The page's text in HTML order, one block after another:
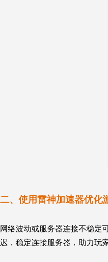
二、使用雷神加速器优化
网络波动或服务器连接不稳定
迟，稳定连接服务器，助力玩